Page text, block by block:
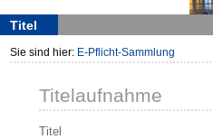
Titel
Sie sind hier: E-Pflicht-Sammlung
Titelaufnahme
Titel